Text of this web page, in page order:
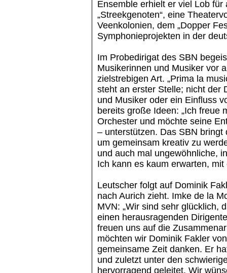
Ensemble erhielt er viel Lob
„Streekgenoten“, eine
Veenkolonien, dem „Dopper
Symphonieprojekten in der
Im Probedirigat des SBN
Musikerinnen und Musiker vor
zielstrebigen Art. „Prima la
steht an erster Stelle; nicht der
und Musiker oder ein Einfluss
bereits große Ideen: „Ich freue
Orchester und möchte seine
– unterstützen. Das SBN
um gemeinsam kreativ zu
und auch mal ungewöhnliche,
Ich kann es kaum erwarten, mit
Leutscher folgt auf Dominik
nach Aurich zieht. Imke de la
MVN: „Wir sind sehr glücklich,
einen herausragenden
freuen uns auf die
möchten wir Dominik Fakler
gemeinsame Zeit danken. Er
und zuletzt unter den
hervorragend geleitet. Wir